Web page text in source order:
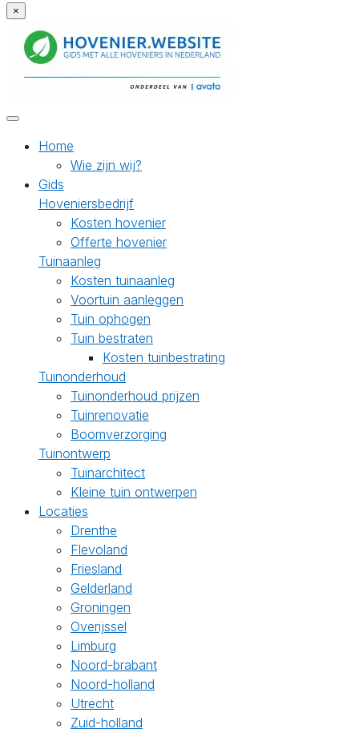
×
Home
Wie zijn wij?
Gids
Hoveniersbedrijf
Kosten hovenier
Offerte hovenier
Tuinaanleg
Kosten tuinaanleg
Voortuin aanleggen
Tuin ophogen
Tuin bestraten
Kosten tuinbestrating
Tuinonderhoud
Tuinonderhoud prijzen
Tuinrenovatie
Boomverzorging
Tuinontwerp
Tuinarchitect
Kleine tuin ontwerpen
Locaties
Drenthe
Flevoland
Friesland
Gelderland
Groningen
Overijssel
Limburg
Noord-brabant
Noord-holland
Utrecht
Zuid-holland